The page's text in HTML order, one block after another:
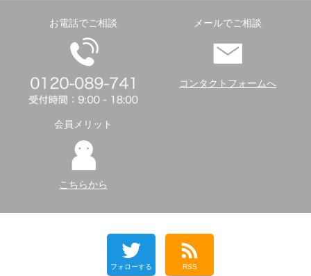
お電話でご相談 メールでご相談
コンタクトフォームへ
会員メリット
こちらから
フォローする RSS